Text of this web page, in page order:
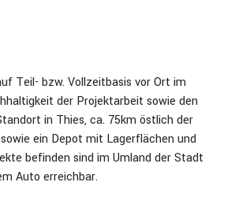
Teil- bzw. Vollzeitbasis vor Ort im
der Projektarbeit sowie den
in Thies, ca. 75km östlich der
ein Depot mit Lagerflächen und
befinden sind im Umland der Stadt
Auto erreichbar.